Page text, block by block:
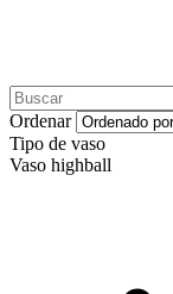
Ordenar
Tipo de vaso
Vaso highball